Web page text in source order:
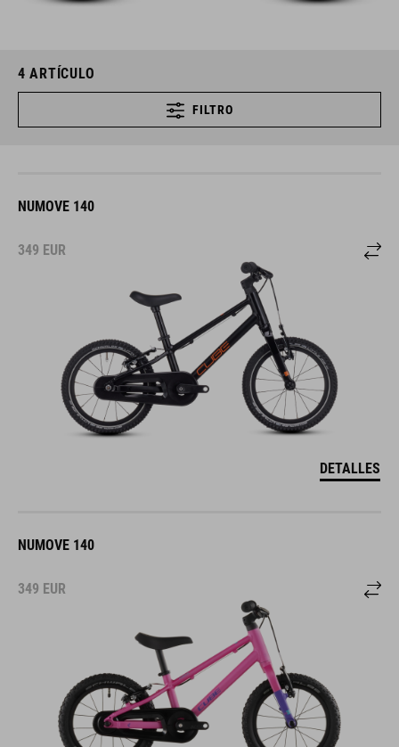
4 ARTÍCULO
FILTRO
NUMOVE 140
349 EUR
DETALLES
NUMOVE 140
349 EUR